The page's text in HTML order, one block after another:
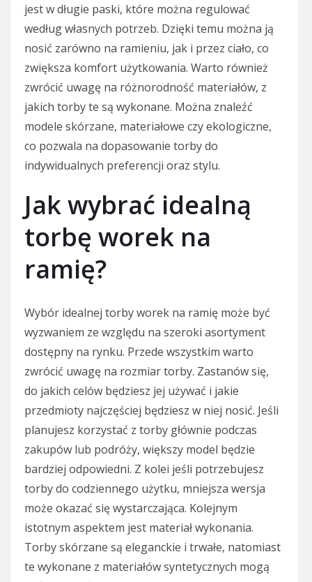
jest w długie paski, które można regulować
według własnych potrzeb. Dzięki temu można ją
nosić zarówno na ramieniu, jak i przez ciało, co
zwiększa komfort użytkowania. Warto również
zwrócić uwagę na różnorodność materiałów, z
jakich torby te są wykonane. Można znaleźć
modele skórzane, materiałowe czy ekologiczne,
co pozwala na dopasowanie torby do
indywidualnych preferencji oraz stylu.
Jak wybrać idealną
torbę worek na
ramię?
Wybór idealnej torby worek na ramię może być
wyzwaniem ze względu na szeroki asortyment
dostępny na rynku. Przede wszystkim warto
zwrócić uwagę na rozmiar torby. Zastanów się,
do jakich celów będziesz jej używać i jakie
przedmioty najczęściej będziesz w niej nosić. Jeśli
planujesz korzystać z torby głównie podczas
zakupów lub podróży, większy model będzie
bardziej odpowiedni. Z kolei jeśli potrzebujesz
torby do codziennego użytku, mniejsza wersja
może okazać się wystarczająca. Kolejnym
istotnym aspektem jest materiał wykonania.
Torby skórzane są eleganckie i trwałe, natomiast
te wykonane z materiałów syntetycznych mogą